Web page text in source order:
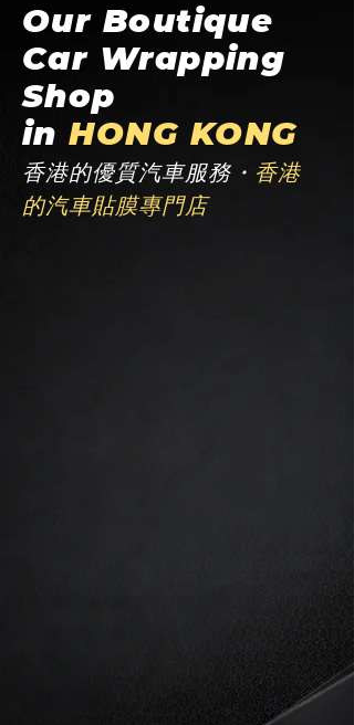
Our Boutique
Car Wrapping
Shop
inHONG KONG
香港的優質汽車服務・ 香港
的汽車貼膜專門店